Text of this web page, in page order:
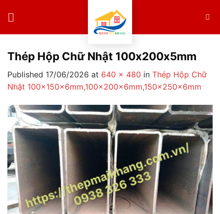
Thép Hộp Chữ Nhật 100x200x5mm
Published 17/06/2026 at 640 × 480 in Thép Hộp Chữ
Nhật 100×150x6mm,100×200x6mm,150×250x6mm